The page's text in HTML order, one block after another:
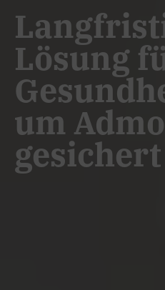
Lösung
um
gesichert